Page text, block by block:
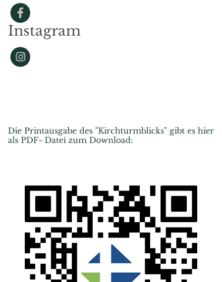
Instagram
Die Printausgabe des "Kirchturmblicks" gibt es hier
als PDF- Datei zum Download: